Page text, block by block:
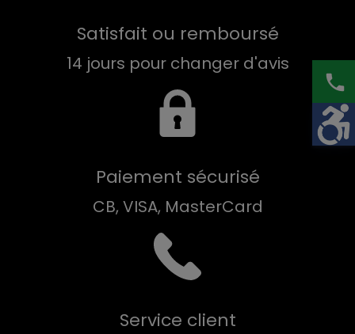
Satisfait ou remboursé
14 jours pour changer d'avis
Paiement sécurisé
CB, VISA, MasterCard
Service client
phone